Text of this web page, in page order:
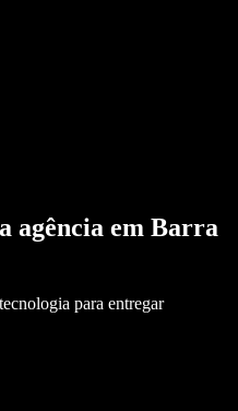
agência em Barra
para entregar